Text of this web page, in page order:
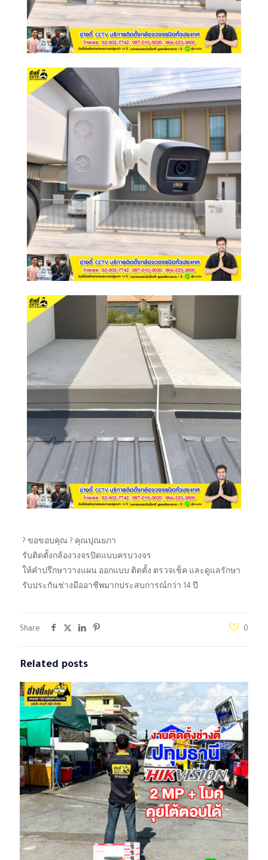
? ขอขอบคุณ ? คุณปุณยภา
รับติดตั้งกล้องวงจรปิดแบบครบวงจร
ให้คำปรึกษาวางแผน ออกแบบ ติดตั้ง ตรวจเช็ค และดูแลรักษา
รับประกันช่างมืออาชีพมากประสบการณ์กว่า 14 ปี
Share 0
Related posts